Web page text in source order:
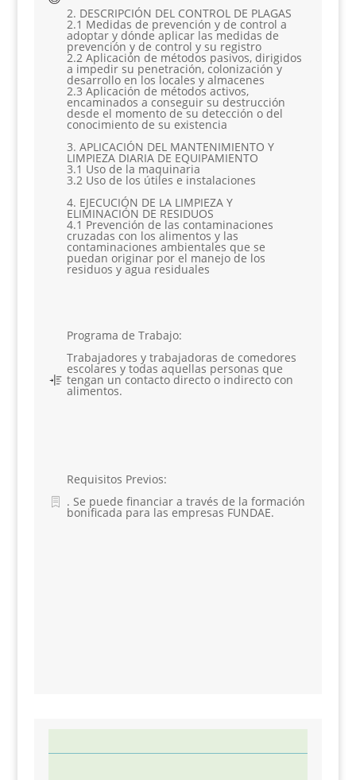
2. DESCRIPCIÓN DEL CONTROL DE PLAGAS
2.1 Medidas de prevención y de control a
adoptar y dónde aplicar las medidas de
prevención y de control y su registro
2.2 Aplicación de métodos pasivos, dirigidos
a impedir su penetración, colonización y
desarrollo en los locales y almacenes
2.3 Aplicación de métodos activos,
encaminados a conseguir su destrucción
desde el momento de su detección o del
conocimiento de su existencia
3. APLICACIÓN DEL MANTENIMIENTO Y
LIMPIEZA DIARIA DE EQUIPAMIENTO
3.1 Uso de la maquinaria
3.2 Uso de los útiles e instalaciones
4. EJECUCIÓN DE LA LIMPIEZA Y
ELIMINACIÓN DE RESIDUOS
4.1 Prevención de las contaminaciones
cruzadas con los alimentos y las
contaminaciones ambientales que se
puedan originar por el manejo de los
residuos y agua residuales
Programa de Trabajo:
Trabajadores y trabajadoras de comedores
escolares y todas aquellas personas que
tengan un contacto directo o indirecto con
alimentos.
Requisitos Previos:
. Se puede financiar a través de la formación
bonificada para las empresas FUNDAE.